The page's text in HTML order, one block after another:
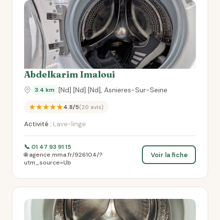
Abdelkarim Imaloui
3.4 km [Nd] [Nd] [Nd], Asnieres-Sur-Seine
★★★★★4.8/5(20 avis)
Activité : Lave-linge
📞 01 47 93 91 15
🌐 agence.mma.fr/926104/?
utm_source=Ub
Voir la fiche